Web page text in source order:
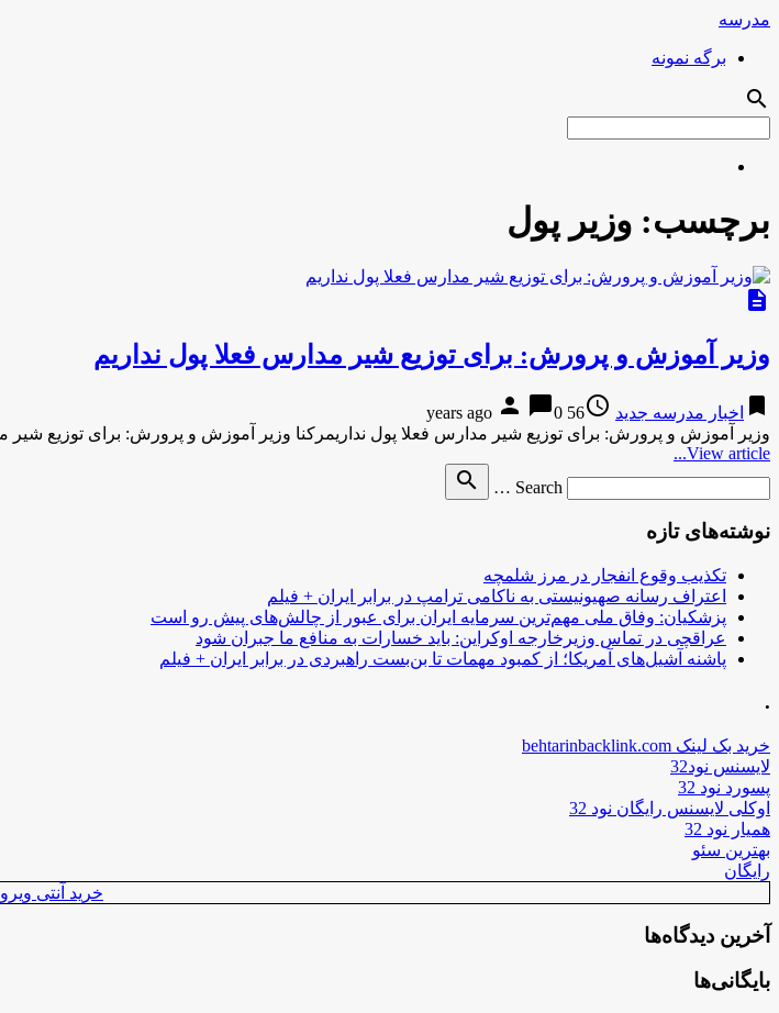
مدرسه
برگه نمونه
search
برچسب: وزیر پول
description
وزیر آموزش و پرورش: برای توزیع شیر مدارس فعلا پول نداریم
bookmark اخبار مدرسه جدید access_time
56 years ago
person chat_bubble0
وزیر آموزش و پرورش: برای توزیع شیر مدارس فعلا پول نداریمرکنا وزیر آموزش و پرورش: برای توزیع
View article...
Search …
search
نوشته‌های تازه
تکذیب وقوع انفجار در مرز شلمچه
اعتراف رسانه صهیونیستی به ناکامی ترامپ در برابر ایران + فیلم
پزشکیان: وفاق ملی مهم‌ترین سرمایه ایران برای عبور از چالش‌های پیش رو است
عراقچی در تماس وزیرخارجه اوکراین: باید خسارات به منافع ما جبران شود
پاشنه آشیل‌های آمریکا؛ از کمبود مهمات تا بن‌بست راهبردی در برابر ایران + فیلم
.
خرید بک لینک behtarinbacklink.com
لایسنس نود32
پسورد نود 32
اوکلی لایسنس رایگان نود 32
همیار نود 32
بهترین سئو
رایگان
خرید آنتی
آخرین دیدگاه‌ها
بایگانی‌ها